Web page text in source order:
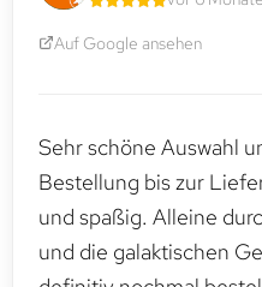
Auf Google ansehen
Sehr schöne Auswahl
Bestellung bis zur
und spaßig. Alleine
und die galaktischen